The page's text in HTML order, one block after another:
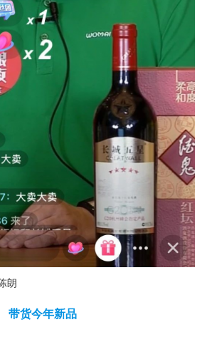
朗
带货今年新品